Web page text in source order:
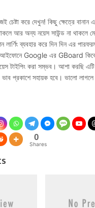
চেষ্টা করে দেখুন! কিছু ক্ষেত্রে বানান
আর অন্য নয়েস সাউন্ড না থাকলে
ব্যবহার করে দিন দিন এর
আইফোনে Google এর GBoard
টাইপিং করা সম্ভব। আশা করছি
ভাব প্রকাশে সহায়ক হবে। ভালো
0
Shares